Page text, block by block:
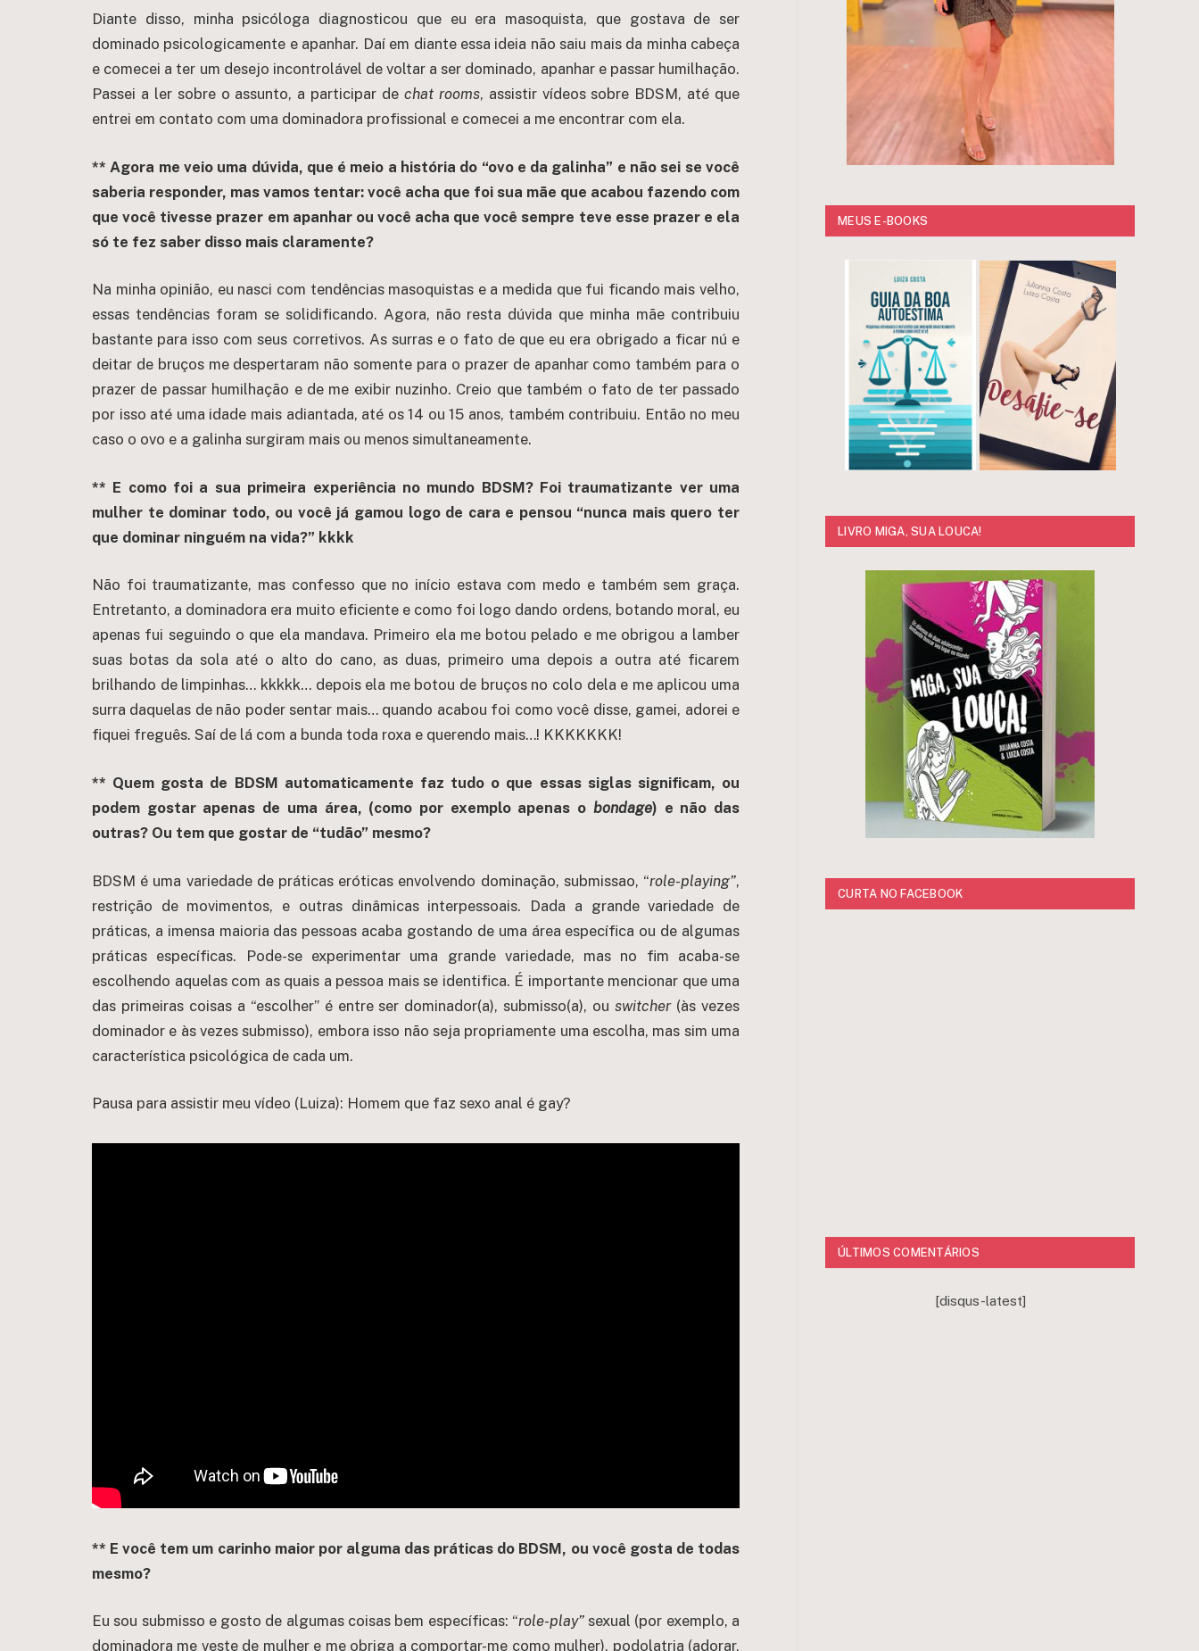
Diante disso, minha psicóloga diagnosticou que eu era masoquista, que gostava de ser
dominado psicologicamente e apanhar. Daí em diante essa ideia não saiu mais da minha cabeça
e comecei a ter um desejo incontrolável de voltar a ser dominado, apanhar e passar humilhação.
Passei a ler sobre o assunto, a participar de chat rooms, assistir vídeos sobre BDSM, até que
entrei em contato com uma dominadora profissional e comecei a me encontrar com ela.
** Agora me veio uma dúvida, que é meio a história do “ovo e da galinha” e não sei se você
saberia responder, mas vamos tentar: você acha que foi sua mãe que acabou fazendo com
que você tivesse prazer em apanhar ou você acha que você sempre teve esse prazer e ela
só te fez saber disso mais claramente?
Na minha opinião, eu nasci com tendências masoquistas e a medida que fui ficando mais velho,
essas tendências foram se solidificando. Agora, não resta dúvida que minha mãe contribuiu
bastante para isso com seus corretivos. As surras e o fato de que eu era obrigado a ficar nú e
deitar de bruços me despertaram não somente para o prazer de apanhar como também para o
prazer de passar humilhação e de me exibir nuzinho. Creio que também o fato de ter passado
por isso até uma idade mais adiantada, até os 14 ou 15 anos, também contribuiu. Então no meu
caso o ovo e a galinha surgiram mais ou menos simultaneamente.
** E como foi a sua primeira experiência no mundo BDSM? Foi traumatizante ver uma
mulher te dominar todo, ou você já gamou logo de cara e pensou “nunca mais quero ter
que dominar ninguém na vida?” kkkk
Não foi traumatizante, mas confesso que no início estava com medo e também sem graça.
Entretanto, a dominadora era muito eficiente e como foi logo dando ordens, botando moral, eu
apenas fui seguindo o que ela mandava. Primeiro ela me botou pelado e me obrigou a lamber
suas botas da sola até o alto do cano, as duas, primeiro uma depois a outra até ficarem
brilhando de limpinhas… kkkkk… depois ela me botou de bruços no colo dela e me aplicou uma
surra daquelas de não poder sentar mais… quando acabou foi como você disse, gamei, adorei e
fiquei freguês. Saí de lá com a bunda toda roxa e querendo mais…! KKKKKKK!
** Quem gosta de BDSM automaticamente faz tudo o que essas siglas significam, ou
podem gostar apenas de uma área, (como por exemplo apenas o bondage) e não das
outras? Ou tem que gostar de “tudão” mesmo?
BDSM é uma variedade de práticas eróticas envolvendo dominação, submissao, “role-playing”,
restrição de movimentos, e outras dinâmicas interpessoais. Dada a grande variedade de
práticas, a imensa maioria das pessoas acaba gostando de uma área específica ou de algumas
práticas específicas. Pode-se experimentar uma grande variedade, mas no fim acaba-se
escolhendo aquelas com as quais a pessoa mais se identifica. É importante mencionar que uma
das primeiras coisas a “escolher” é entre ser dominador(a), submisso(a), ouswitcher(às vezes
dominador e às vezes submisso), embora isso não seja propriamente uma escolha, mas sim uma
característica psicológica de cada um.
Pausa para assistir meu vídeo (Luiza): Homem que faz sexo anal é gay?
** E você tem um carinho maior por alguma das práticas do BDSM, ou você gosta de todas
mesmo?
Eu sou submisso e gosto de algumas coisas bem específicas: “role-play”sexual (por exemplo, a
dominadora me veste de mulher e me obriga a comportar-me como mulher), podolatria (adorar,
MEUS E-BOOKS
LIVRO MIGA, SUA LOUCA!
CURTA NO FACEBOOK
ÚLTIMOS COMENTÁRIOS
[disqus-latest]